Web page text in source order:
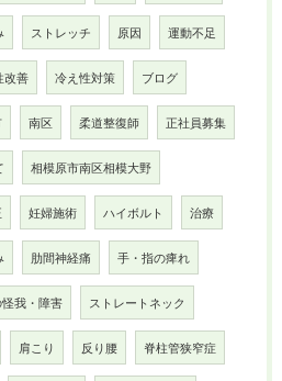
ストレッチ 原因 運動不足
改善 冷え性対策 ブログ
南区 柔道整復師 正社員募集
相模原市南区相模大野
妊婦施術 ハイボルト 治療
肋間神経痛 手・指の痺れ
我・障害 ストレートネック
肩こり 反り腰 脊柱管狭窄症